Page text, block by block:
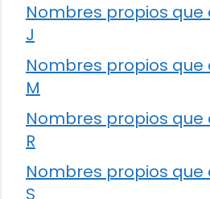
Nombres propios que
J
Nombres propios que
M
Nombres propios que
R
Nombres propios que
S